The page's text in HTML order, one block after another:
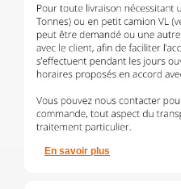
En savoir plus